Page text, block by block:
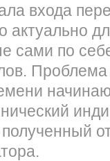
входа
актуально
сами по